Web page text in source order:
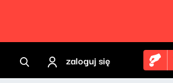
zaloguj się